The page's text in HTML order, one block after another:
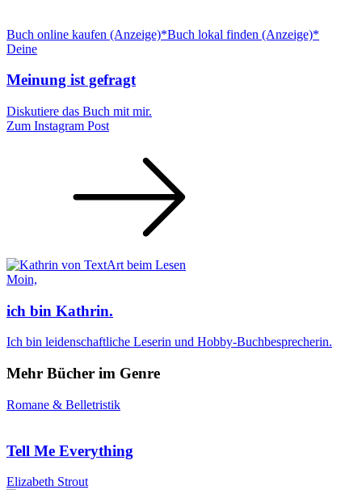
Buch online kaufen (Anzeige)*Buch lokal finden (Anzeige)*
Deine
Meinung ist gefragt
Diskutiere das Buch mit mir.
Zum Instagram Post
Moin,
ich bin Kathrin.
Ich bin leidenschaftliche Leserin und Hobby-Buchbesprecherin.
Mehr Bücher im Genre
Romane & Belletristik
Tell Me Everything
Elizabeth Strout